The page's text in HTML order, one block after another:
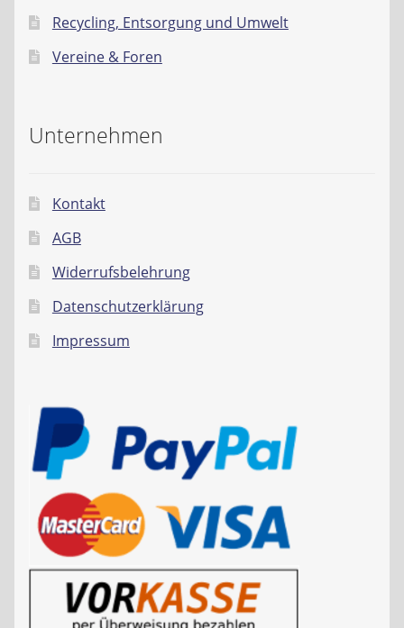
Recycling, Entsorgung und Umwelt
Vereine & Foren
Unternehmen
Kontakt
AGB
Widerrufsbelehrung
Datenschutzerklärung
Impressum